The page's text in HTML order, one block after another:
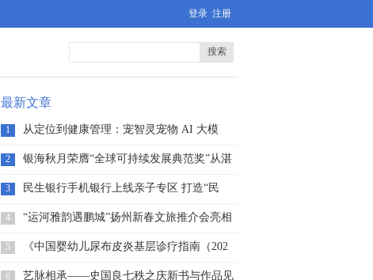
登录 注册
搜索
最新文章
1 从定位到健康管理：宠智灵宠物 AI 大模
2 银海秋月荣膺“全球可持续发展典范奖”从湛
3 民生银行手机银行上线亲子专区 打造“民
4 “运河雅韵遇鹏城”扬州新春文旅推介会亮相
5 《中国婴幼儿尿布皮炎基层诊疗指南（202
6
艺脉相承——史国良七秩之庆新书与作品见